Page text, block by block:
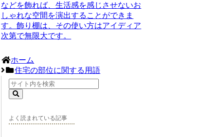
などを飾れば、生活感を感じさせないお
しゃれな空間を演出することができま
す。飾り棚は、その使い方はアイディア
次第で無限大です。
ホーム
住宅の部位に関する用語
よく読まれている記事